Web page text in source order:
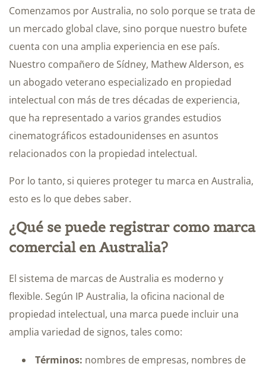
Comenzamos por Australia, no solo porque se trata de
un mercado global clave, sino porque nuestro bufete
cuenta con una amplia experiencia en ese país.
Nuestro compañero de Sídney, Mathew Alderson, es
un abogado veterano especializado en propiedad
intelectual con más de tres décadas de experiencia,
que ha representado a varios grandes estudios
cinematográficos estadounidenses en asuntos
relacionados con la propiedad intelectual.
Por lo tanto, si quieres proteger tu marca en Australia,
esto es lo que debes saber.
¿Qué se puede registrar como marca
comercial en Australia?
El sistema de marcas de Australia es moderno y
flexible. Según IP Australia, la oficina nacional de
propiedad intelectual, una marca puede incluir una
amplia variedad de signos, tales como:
Términos: nombres de empresas, nombres de